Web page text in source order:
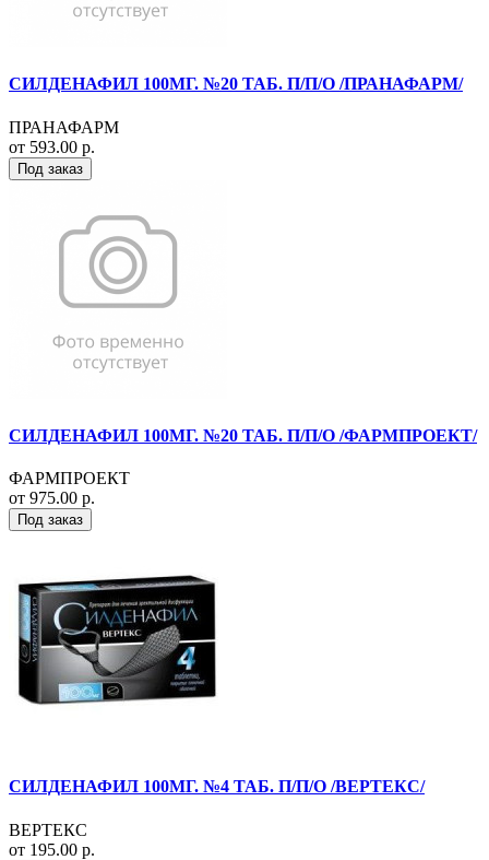
СИЛДЕНАФИЛ 100МГ. №20 ТАБ. П/П/О /ПРАНАФАРМ/
ПРАНАФАРМ
от 593.00 р.
Под заказ
СИЛДЕНАФИЛ 100МГ. №20 ТАБ. П/П/О /ФАРМПРОЕКТ/
ФАРМПРОЕКТ
от 975.00 р.
Под заказ
СИЛДЕНАФИЛ 100МГ. №4 ТАБ. П/П/О /ВЕРТЕКС/
ВЕРТЕКС
от 195.00 р.